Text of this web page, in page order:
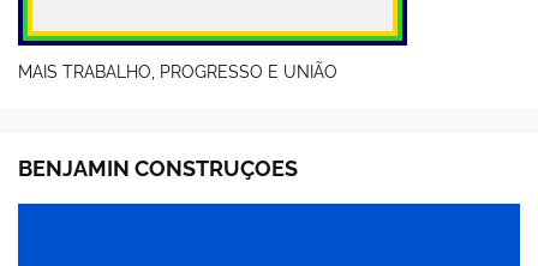
MAIS TRABALHO, PROGRESSO E UNIÃO
BENJAMIN CONSTRUÇOES